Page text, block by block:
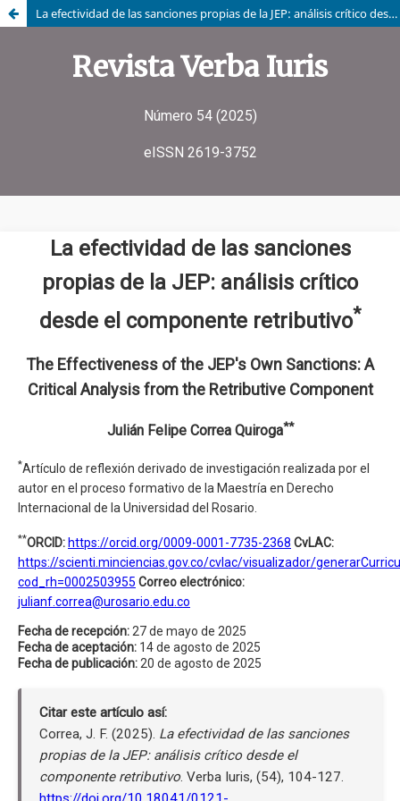
La efectividad de las sanciones propias de la JEP: análisis crítico desde el componente retributivo